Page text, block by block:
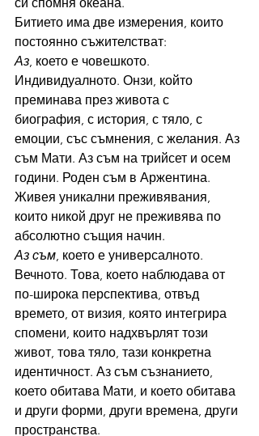
Битието има две измерения, които
постоянно съжителстват:
Аз, което е човешкото.
Индивидуалното. Онзи, който
преминава през живота с
биография, с история, с тяло, с
емоции, със съмнения, с желания. Аз
съм Мати. Аз съм на трийсет и осем
години. Роден съм в Аржентина.
Живея уникални преживявания,
които никой друг не преживява по
абсолютно същия начин.
Аз съм, което е универсалното.
Вечното. Това, което наблюдава от
по-широка перспектива, отвъд
времето, от визия, която интегрира
спомени, които надхвърлят този
живот, това тяло, тази конкретна
идентичност. Аз съм съзнанието,
което обитава Мати, и което обитава
и други форми, други времена, други
пространства.